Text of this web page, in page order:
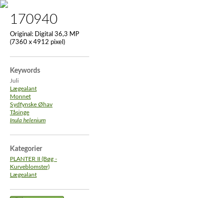
170940
Original: Digital 36,3 MP
(7360 x 4912 pixel)
Keywords
Juli
Lægealant
Monnet
Sydfynske Øhav
Tåsinge
Inula helenium
Kategorier
PLANTER II (Bøg -
Kurveblomster)
Lægealant